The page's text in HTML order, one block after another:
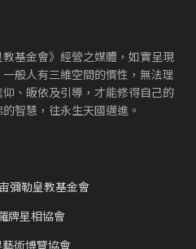
基金會》經營之媒體，如實呈現
般人有三維空間的慣性，無法理
、皈依及引導，才能修得自己的
智慧，往永生天國邁進。
彌勒皇教基金會
牌星相協會
術博覽協會